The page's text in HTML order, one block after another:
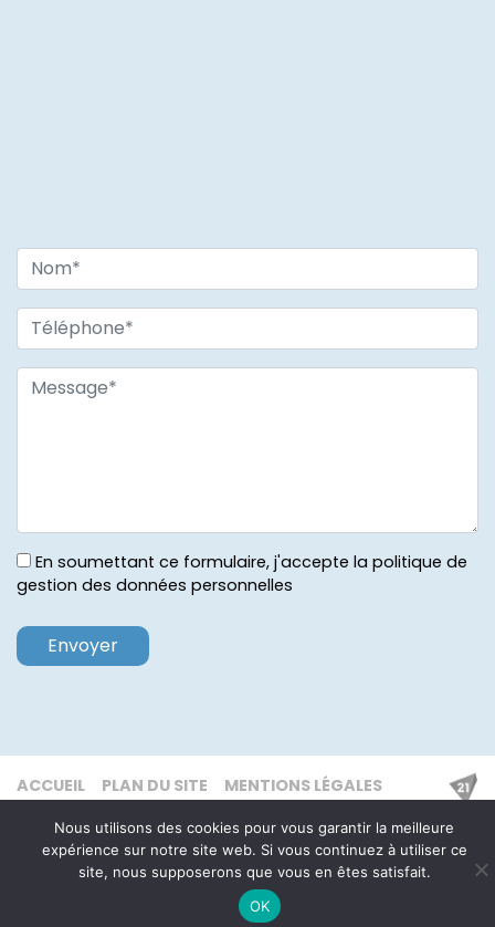
En soumettant ce formulaire, j'accepte la politique de
gestion des données personnelles
ACCUEIL PLAN DU SITE MENTIONS LÉGALES
Nous utilisons des cookies pour vous garantir la meilleure
expérience sur notre site web. Si vous continuez à utiliser ce
site, nous supposerons que vous en êtes satisfait.
OK